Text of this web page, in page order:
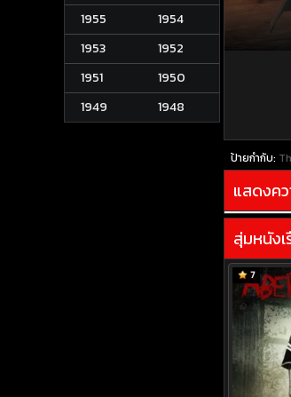
1955
1954
1953
1952
1951
1950
1949
1948
ป้ายกำกับ:
แสดงค
สุ่มหนัง
7